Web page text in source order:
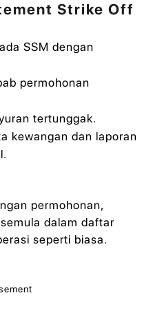
Strike Off
SSM dengan
permohonan
tertunggak.
kewangan dan laporan
permohonan,
dalam daftar
seperti biasa.